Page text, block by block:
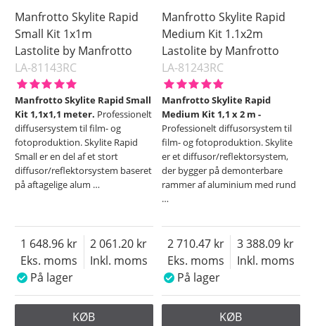
Pris
Manfrotto Skylite Rapid
Small Kit 1x1m
Lastolite by Manfrotto
LA-81143RC
Manfrotto Skylite Rapid Small
Kit 1,1x1,1 meter. Professionelt
diffusersystem til film- og
fotoproduktion. Skylite Rapid
Small er en del af et stort
diffusor/reflektorsystem baseret
på aftagelige alum …
Eks. moms
1 648.96
Inkl. moms
2 061.20
På lager
KØB
Manfrotto Skylite Rapid
Medium Kit 1.1x2m
Lastolite by Manfrotto
LA-81243RC
Manfrotto Skylite Rapid
Medium Kit 1,1 x 2 m -
Professionelt diffusorsystem til
film- og fotoproduktion. Skylite
er et diffusor/reflektorsystem,
der bygger på demonterbare
rammer af aluminium med rund
…
Eks. moms
2 710.47
Inkl. moms
3 388.09
På lager
KØB